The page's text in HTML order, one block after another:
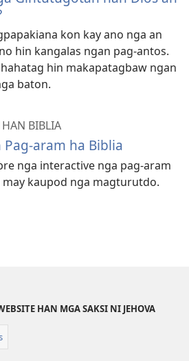
kon kay ano nga an
hin kangalas ngan pag-antos.
hin makapatagbaw ngan
baton.
BIBLIA
aram ha Biblia
nga interactive nga pag-aram
may kaupod nga magturutdo.
HAN MGA SAKSI NI JEHOVA